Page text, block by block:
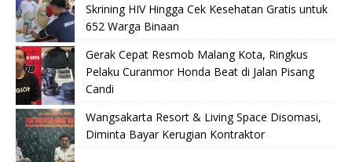
Skrining HIV Hingga Cek Kesehatan Gratis untuk
652 Warga Binaan
Gerak Cepat Resmob Malang Kota, Ringkus
Pelaku Curanmor Honda Beat di Jalan Pisang
Candi
Wangsakarta Resort & Living Space Disomasi,
Diminta Bayar Kerugian Kontraktor